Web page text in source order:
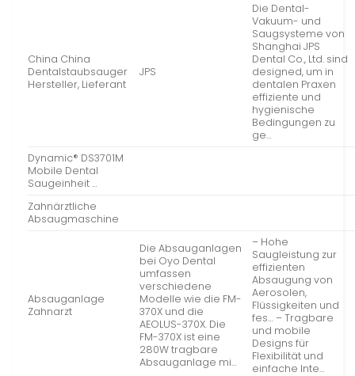
China China
Dentalstaubsauger
Hersteller, Lieferant
JPS
Die Dental-
Vakuum- und
Saugsysteme von
Shanghai JPS
Dental Co., Ltd. sind
designed, um in
dentalen Praxen
effiziente und
hygienische
Bedingungen zu
ge…
Dynamic® DS3701M
Mobile Dental
Saugeinheit …
Zahnärztliche
Absaugmaschine
Absauganlage
Zahnarzt
Die Absauganlagen
bei Oyo Dental
umfassen
verschiedene
Modelle wie die FM-
370X und die
AEOLUS-370X. Die
FM-370X ist eine
280W tragbare
Absauganlage mi…
– Hohe
Saugleistung zur
effizienten
Absaugung von
Aerosolen,
Flüssigkeiten und
fes… – Tragbare
und mobile
Designs für
Flexibilität und
einfache Inte…